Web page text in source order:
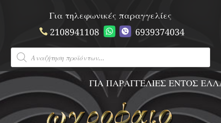
Για τηλεφωνικές παραγγελίες
2108941108
6939374034
Products
search
ΓΙΑ ΠΑΡΑΓΓΕΛΙΕΣ ΕΝΤΟΣ